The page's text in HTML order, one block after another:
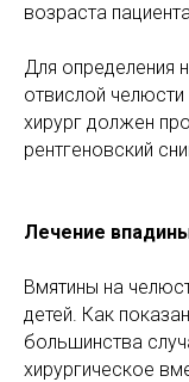
возраста
Для определения
отвислой
хирург должен
рентгеновский
Лечение
Вмятины на
детей. Как
большинства
хирургическое